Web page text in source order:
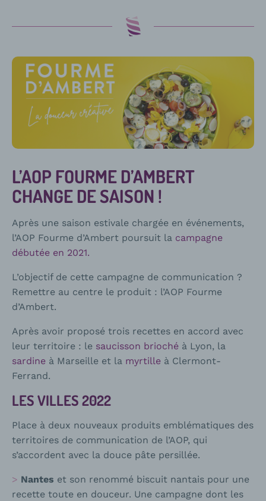
L’AOP FOURME D’AMBERT
CHANGE DE SAISON !
Après une saison estivale chargée en événements,
l’AOP Fourme d’Ambert poursuit la campagne
débutée en 2021.
L’objectif de cette campagne de communication ?
Remettre au centre le produit : l’AOP Fourme
d’Ambert.
Après avoir proposé trois recettes en accord avec
leur territoire : le saucisson brioché à Lyon, la
sardine à Marseille et la myrtille à Clermont-
Ferrand.
LES VILLES 2022
Place à deux nouveaux produits emblématiques des
territoires de communication de l’AOP, qui
s’accordent avec la douce pâte persillée.
Nantes et son renommé biscuit nantais pour une
recette toute en douceur. Une campagne dont les